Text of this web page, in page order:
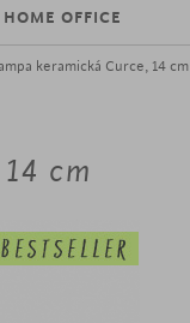
keramická Curce, 14 cm
cm
HOME OFFICE